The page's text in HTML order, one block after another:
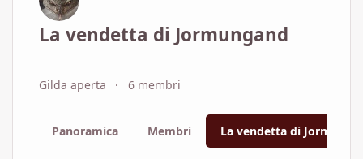
La vendetta di Jormungand
Gilda aperta 6 membri
Panoramica Membri La vendetta di